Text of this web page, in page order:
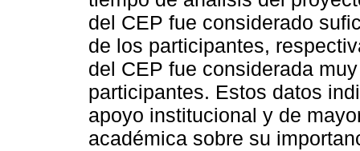
del CEP fue considerado
de los participantes,
del CEP fue considerada
participantes. Estos datos
apoyo institucional y de
académica sobre su